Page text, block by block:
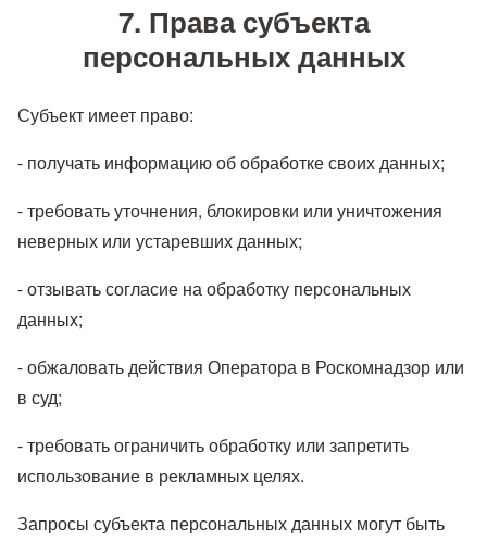
7. Права субъекта
персональных данных
Субъект имеет право:
- получать информацию об обработке своих данных;
- требовать уточнения, блокировки или уничтожения
неверных или устаревших данных;
- отзывать согласие на обработку персональных
данных;
- обжаловать действия Оператора в Роскомнадзор или
в суд;
- требовать ограничить обработку или запретить
использование в рекламных целях.
Запросы субъекта персональных данных могут быть